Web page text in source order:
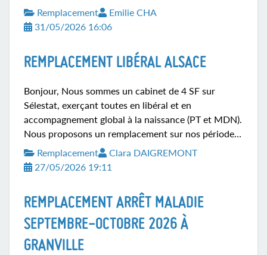
les retours de maternité et le suivi gynécologique de
prévention et contraception. La maison de santé est
même logiciel métier (Weda). Le secteur
d'intervention est en zone montagne et nécessite
logement confortable à 4 minutes à pieds du cabinet
est envisageable pour vous seule, avec petit...
Remplacement
Emilie CHA
31/05/2026 16:06
REMPLACEMENT LIBÉRAL ALSACE
Bonjour, Nous sommes un cabinet de 4 SF sur
Sélestat, exerçant toutes en libéral et en
accompagnement global à la naissance (PT et MDN).
Nous proposons un remplacement sur nos périodes
de congés estivaux, du 6 juillet au 30 août 2026.
Nous ne prenons pas nos congés en même temps
question ou problème. Nous sommes ouvertes au
compagnonnage en libéral ainsi qu'aux premières
expériences. Si souhaité, il sera également possible
de découvrir l'univers du plateau technique et de la
maison de naissance, mais ce n'est pas un prérequis
Remplacement
Clara DAIGREMONT
27/05/2026 19:11
REMPLACEMENT ARRÊT MALADIE
SEPTEMBRE-OCTOBRE 2026 À
GRANVILLE